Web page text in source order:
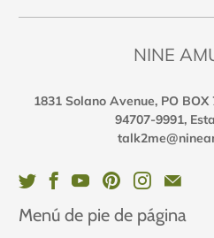
NINE
1831 Solano Avenue, PO
94707-9991,
Menú de pie de página